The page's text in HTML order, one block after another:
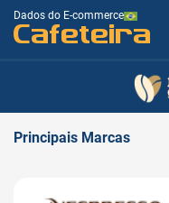
Dados do E-commerce
Cafeteira
Principais Marcas